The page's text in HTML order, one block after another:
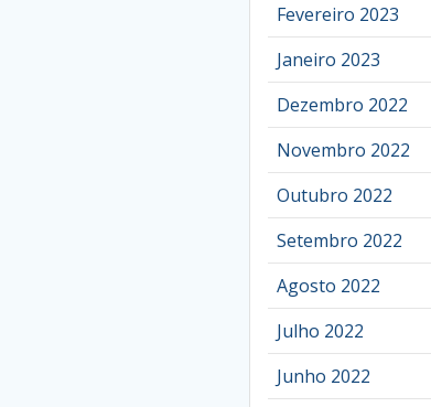
Fevereiro 2023
Janeiro 2023
Dezembro 2022
Novembro 2022
Outubro 2022
Setembro 2022
Agosto 2022
Julho 2022
Junho 2022